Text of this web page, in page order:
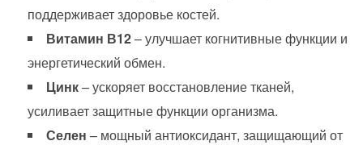
поддерживает здоровье костей.
Витамин В12– улучшает когнитивные функции и
энергетический обмен.
Цинк– ускоряет восстановление тканей,
усиливает защитные функции организма.
Селен – мощный антиоксидант, защищающий от